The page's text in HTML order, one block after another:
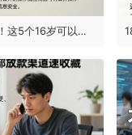
16岁急用钱必看！这5个16岁可以借钱的正规平台门槛超低，4月最新实测2000元秒下款